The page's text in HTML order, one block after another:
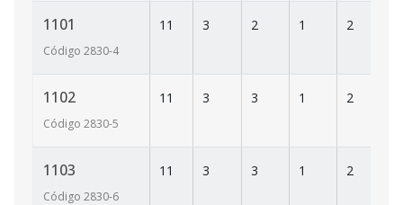
1101
Código 2830-4
11 3 2 1 2
1102
Código 2830-5
11 3 3 1 2
1103
Código 2830-6
11 3 3 1 2